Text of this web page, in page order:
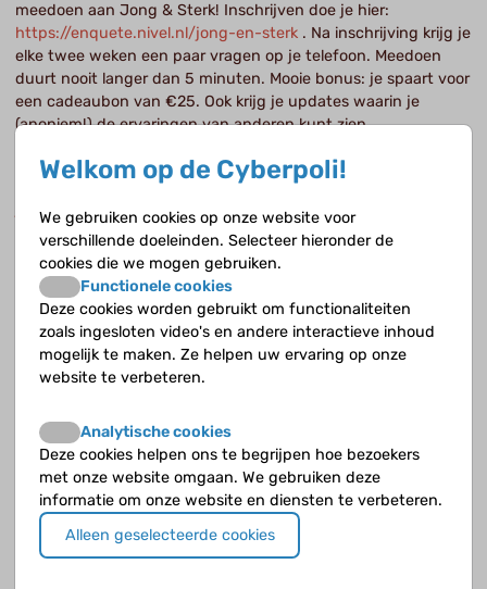
meedoen aan Jong & Sterk! Inschrijven doe je hier:
https://enquete.nivel.nl/jong-en-sterk . Na inschrijving krijg je
elke twee weken een paar vragen op je telefoon. Meedoen
duurt nooit langer dan 5 minuten. Mooie bonus: je spaart voor
een cadeaubon van €25. Ook krijg je updates waarin je
(anoniem!) de ervaringen van anderen kunt zien.
Meer weten? Jong & Sterk is van het Nivel, een organisatie
die onderzoek doet naar de Nederlandse zorg. Mail hen op
jongensterk@nivel.nl
als je vragen hebt!
Welkom op de Cyberpoli!
We gebruiken cookies op onze website voor
verschillende doeleinden. Selecteer hieronder de
cookies die we mogen gebruiken.
Functionele cookies
Deze cookies worden gebruikt om functionaliteiten
zoals ingesloten video's en andere interactieve inhoud
mogelijk te maken. Ze helpen uw ervaring op onze
website te verbeteren.
Analytische cookies
Deze cookies helpen ons te begrijpen hoe bezoekers
met onze website omgaan. We gebruiken deze
informatie om onze website en diensten te verbeteren.
Alleen geselecteerde cookies